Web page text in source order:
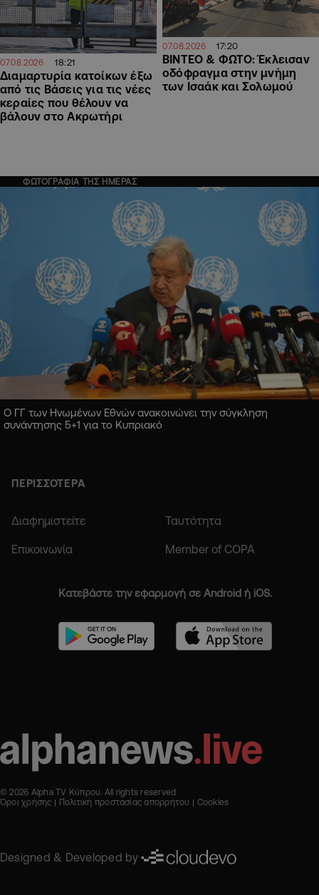
07.08.2026 18:21
Διαμαρτυρία κατοίκων έξω
από τις Βάσεις για τις νέες
κεραίες που θέλουν να
βάλουν στο Ακρωτήρι
07.08.2026 17:20
ΒΙΝΤΕΟ & ΦΩΤΟ: Έκλεισαν
οδόφραγμα στην μνήμη
των Ισαάκ και Σολωμού
ΦΩΤΟΓΡΑΦΙΑ ΤΗΣ ΗΜΕΡΑΣ
Ο ΓΓ των Ηνωμένων Εθνών ανακοινώνει την σύγκληση
συνάντησης 5+1 για το Κυπριακό
ΠΕΡΙΣΣΟΤΕΡΑ
Διαφημιστείτε Ταυτότητα
Επικοινωνία Member of COPA
Κατεβάστε την εφαρμογή σε Android ή iOS.
© 2026 Alpha TV Κύπρου. All rights reserved
Όροι χρήσης
Πολιτική προστασίας απορρήτου Cookies
Designed & Developed by